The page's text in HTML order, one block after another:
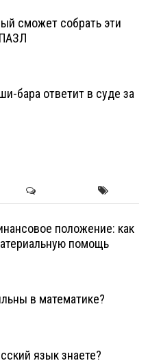
сможет собрать эти
бара ответит в суде за
положение: как
помощь
в математике?
язык знаете?